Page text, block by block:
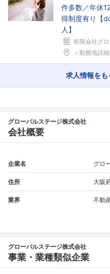
件多数／年休
得制度有り【
人】
有限会社グ
＜勤務地詳細1
求人情報をも
グローバルステージ株式会社
会社概要
企業名 グロ
住所 大阪
業界 不動
グローバルステージ株式会社
事業・業種類似企業